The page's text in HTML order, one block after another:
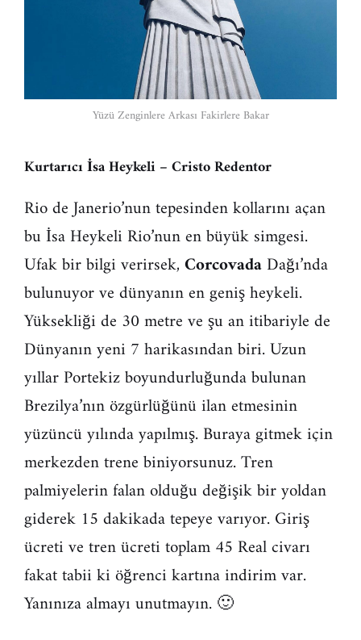
Yüzü Zenginlere Arkası Fakirlere Bakar
Kurtarıcı İsa Heykeli – Cristo Redentor
Rio de Janerio’nun tepesinden kollarını açan
bu İsa Heykeli Rio’nun en büyük simgesi.
Ufak bir bilgi verirsek,CorcovadaDağı’nda
bulunuyor ve dünyanın en geniş heykeli.
Yüksekliği de 30 metre ve şu an itibariyle de
Dünyanın yeni 7 harikasından biri. Uzun
yıllar Portekiz boyundurluğunda bulunan
Brezilya’nın özgürlüğünü ilan etmesinin
yüzüncü yılında yapılmış. Buraya gitmek için
merkezden trene biniyorsunuz. Tren
palmiyelerin falan olduğu değişik bir yoldan
giderek 15 dakikada tepeye varıyor. Giriş
ücreti ve tren ücreti toplam 45 Real civarı
fakat tabii ki öğrenci kartına indirim var.
Yanınıza almayı unutmayın. 🙂